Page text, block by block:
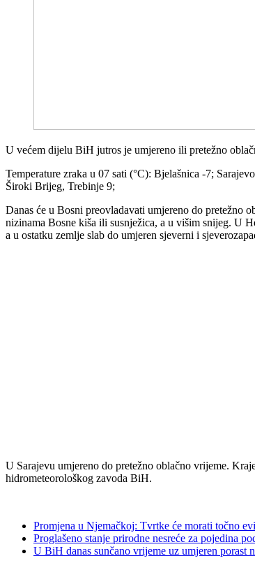
U većem dijelu BiH jutros je umjereno ili pretežno
Temperature zraka u 07 sati (°C): Bjelašnica -7;
Široki Brijeg, Trebinje 9;
Danas će u Bosni preovladavati umjereno do pretežno
nizinama Bosne kiša ili susnježica, a u višim snijeg. U
a u ostatku zemlje slab do umjeren sjeverni i
U Sarajevu umjereno do pretežno oblačno vrijeme.
hidrometeorološkog zavoda BiH.
Promjena u Njemačkoj: Tvrtke će morati točno
Proglašeno stanje prirodne nesreće za pojedina
U BiH danas sunčano vrijeme uz umjeren porast